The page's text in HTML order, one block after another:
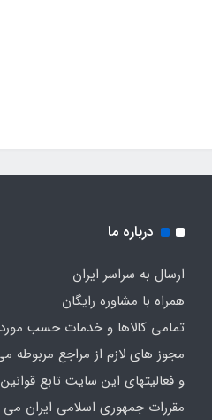
درباره ما
ارسال به سراسر ایران
همراه با مشاوره رایگان
تمامی کالاها و خدمات حسب
مجوز های لازم از مراجع مربوطه
و فعالیتهای این سایت تابع
مقررات جمهوری اسلامی ایران می